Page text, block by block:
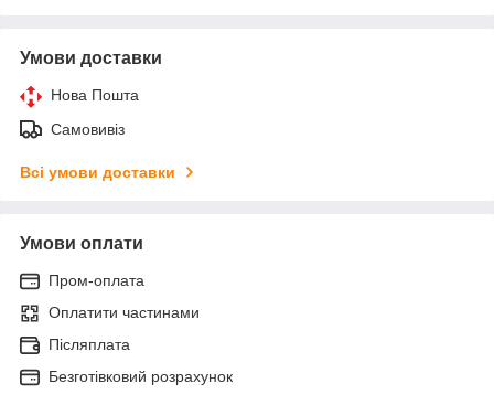
Умови доставки
Нова Пошта
Самовивіз
Всі умови доставки
Умови оплати
Пром-оплата
Оплатити частинами
Післяплата
Безготівковий розрахунок